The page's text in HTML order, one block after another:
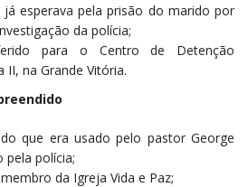
já esperava pela prisão do marido por
da polícia;
para o Centro de Detenção
II, na Grande Vitória.
que era usado pelo pastor George
pela polícia;
da Igreja Vida e Paz;